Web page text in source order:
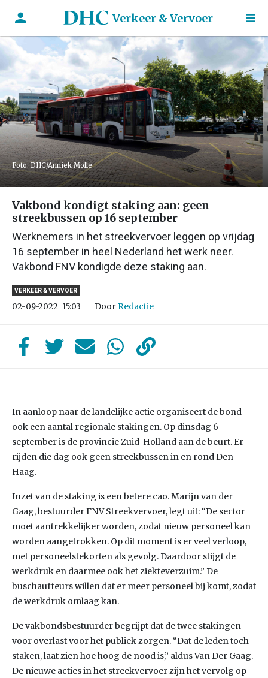
Verkeer & Vervoer
Foto: DHC/Anniek Molle
Vakbond kondigt staking aan: geen
streekbussen op 16 september
Werknemers in het streekvervoer leggen op vrijdag
16 september in heel Nederland het werk neer.
Vakbond FNV kondigde deze staking aan.
VERKEER & VERVOER
02-09-2022 15:03 DoorRedactie
In aanloop naar de landelijke actie organiseert de bond
ook een aantal regionale stakingen. Op dinsdag 6
september is de provincie Zuid-Holland aan de beurt. Er
rijden die dag ook geen streekbussen in en rond Den
Haag.
Inzet van de staking is een betere cao. Marijn van der
Gaag, bestuurder FNV Streekvervoer, legt uit: “De sector
moet aantrekkelijker worden, zodat nieuw personeel kan
worden aangetrokken. Op dit moment is er veel verloop,
met personeelstekorten als gevolg. Daardoor stijgt de
werkdruk en daarmee ook het ziekteverzuim.” De
buschauffeurs willen dat er meer personeel bij komt, zodat
de werkdruk omlaag kan.
De vakbondsbestuurder begrijpt dat de twee stakingen
voor overlast voor het publiek zorgen. “Dat de leden toch
staken, laat zien hoe hoog de nood is,” aldus Van Der Gaag.
De nieuwe acties in het streekvervoer zijn het vervolg op